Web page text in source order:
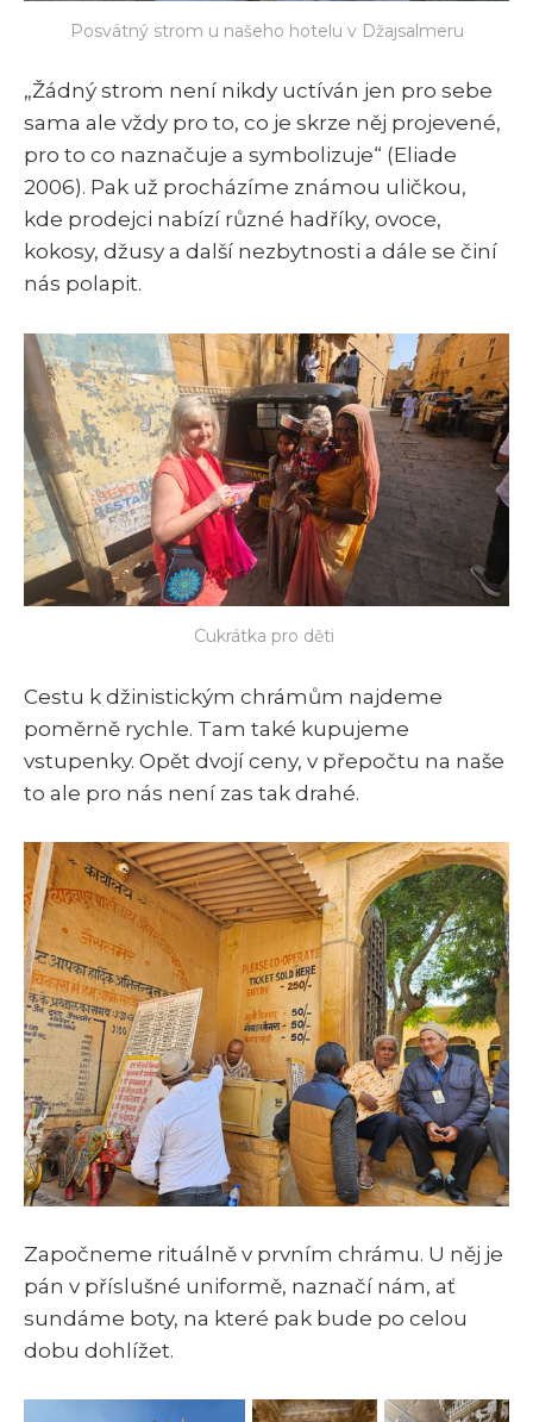
Posvátný strom u našeho hotelu v Džajsalmeru
„Žádný strom není nikdy uctíván jen pro sebe
sama ale vždy pro to, co je skrze něj projevené,
pro to co naznačuje a symbolizuje“ (Eliade
2006). Pak už procházíme známou uličkou,
kde prodejci nabízí různé hadříky, ovoce,
kokosy, džusy a další nezbytnosti a dále se činí
nás polapit.
Cukrátka pro děti
Cestu k džinistickým chrámům najdeme
poměrně rychle. Tam také kupujeme
vstupenky. Opět dvojí ceny, v přepočtu na naše
to ale pro nás není zas tak drahé.
Započneme rituálně v prvním chrámu. U něj je
pán v příslušné uniformě, naznačí nám, ať
sundáme boty, na které pak bude po celou
dobu dohlížet.